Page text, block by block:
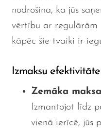
nodrošina, ka jūs
vērtību ar regulārām
kāpēc šie tvaiki ir
Izmaksu efektivitāte
Zemāka
Izmantojot līdz
vienā ierīcē, jūs